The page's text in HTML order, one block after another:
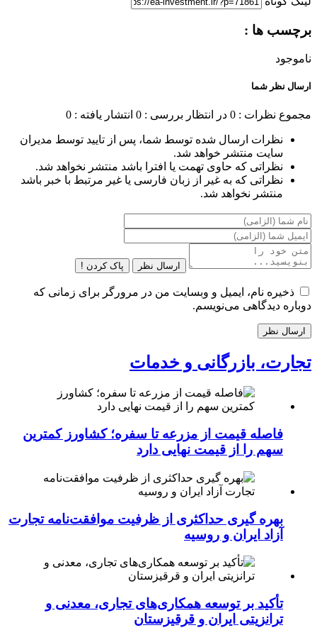
برچسب ها :
ناموجود
ارسال نظر شما
مجموع نظرات : 0 در انتظار بررسی : 0 انتشار یافته : 0
نظرات ارسال شده توسط شما، پس از تایید توسط مدیران
سایت منتشر خواهد شد.
نظراتی که حاوی تهمت یا افترا باشد منتشر نخواهد شد.
نظراتی که به غیر از زبان فارسی یا غیر مرتبط با خبر باشد
منتشر نخواهد شد.
ارسال نظر پاک کردن !
ذخیره نام، ایمیل و وبسایت من در مرورگر برای زمانی که
دوباره دیدگاهی می‌نویسم.
تجارت، بازرگانی و خدمات
فاصله قیمت از مزرعه تا سفره؛ کشاورز کمترین
سهم را از قیمت نهایی دارد
بهره گیری حداکثری از ظرفیت موافقت‌نامه تجارت
آزاد ایران و روسیه
تأکید بر توسعه همکاری‌های تجاری، معدنی و
ترانزیتی ایران و قرقیزستان